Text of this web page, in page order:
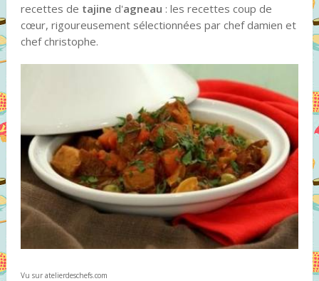
recettes de tajine d'agneau : les recettes coup de
cœur, rigoureusement sélectionnées par chef damien et
chef christophe.
Vu sur atelierdeschefs.com